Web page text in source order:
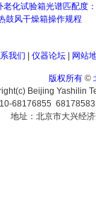
老化试验箱光谱匹配度
鼓风干燥箱操作规程
我们 仪器论坛| 网站
版权所有©
Beijing Yashilin
68176855
地址：北京市大兴经